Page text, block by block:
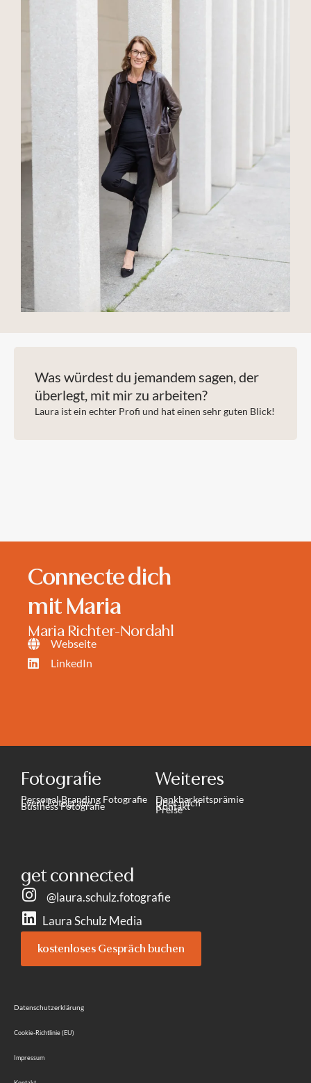
Was würdest du jemandem sagen, der
überlegt, mit mir zu arbeiten?
Laura ist ein echter Profi und hat einen sehr guten Blick!
Connecte dich
mit Maria
Maria Richter-Nordahl
Webseite
LinkedIn
Fotografie
Personal Branding Fotografie
Event Fotografie
Business Fotografie
Weiteres
Dankbarkeitsprämie
Über mich
Kontakt
Preise
get connected
@laura.schulz.fotografie
Laura Schulz Media
kostenloses Gespräch buchen
Datenschutzerklärung
Cookie-Richtlinie (EU)
Impressum